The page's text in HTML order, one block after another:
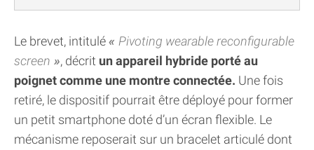
Le brevet, intitulé
Pivoting wearable reconfigurable
screen
, décrit un appareil hybride porté au
poignet comme une montre connectée. Une fois
retiré, le dispositif pourrait être déployé pour former
un petit smartphone doté d’un écran flexible. Le
mécanisme reposerait sur un bracelet articulé dont